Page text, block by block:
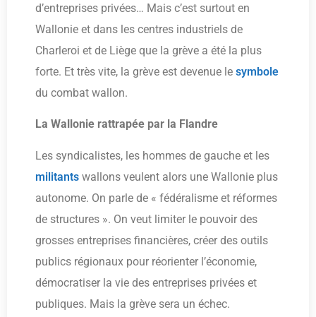
d’entreprises privées… Mais c’est surtout en
Wallonie et dans les centres industriels de
Charleroi et de Liège que la grève a été la plus
forte. Et très vite, la grève est devenue le symbole
du combat wallon.
La Wallonie rattrapée par la Flandre
Les syndicalistes, les hommes de gauche et les
militants wallons veulent alors une Wallonie plus
autonome. On parle de « fédéralisme et réformes
de structures ». On veut limiter le pouvoir des
grosses entreprises financières, créer des outils
publics régionaux pour réorienter l’économie,
démocratiser la vie des entreprises privées et
publiques. Mais la grève sera un échec.